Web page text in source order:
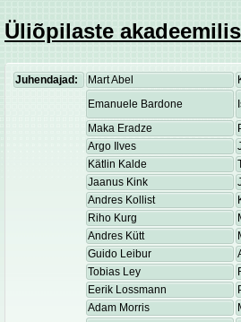
Üliõpilaste
Juhendajad: Mart Abel
Emanuele Bardone
Maka Eradze
Argo Ilves
Kätlin Kalde
Jaanus Kink
Andres Kollist
Riho Kurg
Andres Kütt
Guido Leibur
Tobias Ley
Eerik Lossmann
Adam Morris